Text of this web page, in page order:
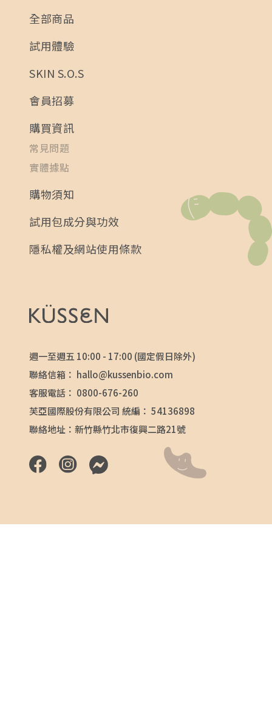
週一至週五 10:00 - 17:00 (國定假日除外)
聯絡信箱： hallo@kussenbio.com
客服電話： 0800-676-260
芙亞國際股份有限公司 統編： 54136898
聯絡地址：新竹縣竹北市復興二路21號
全部商品
試用體驗
SKIN S.O.S
會員招募
購買資訊
常見問題
實體據點
購物須知
試用包成分與功效
隱私權及網站使用條款